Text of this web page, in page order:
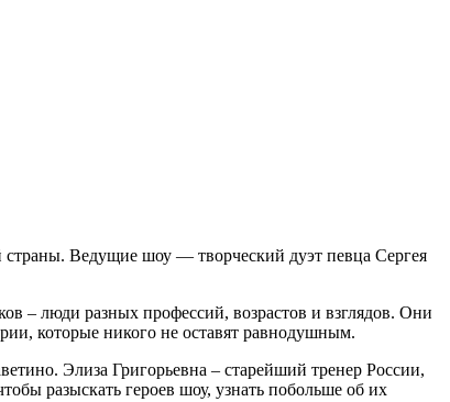
Ведущие шоу — творческий дуэт певца Сергея
– люди разных профессий, возрастов и взглядов. Они
которые никого не оставят равнодушным.
Элиза Григорьевна – старейший тренер России,
разыскать героев шоу, узнать побольше об их